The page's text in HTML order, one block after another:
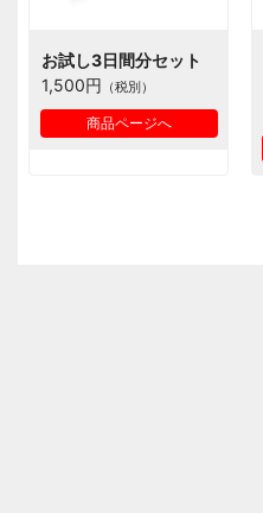
お試し3日間分セット
1,500円
（税別）
商品ページへ